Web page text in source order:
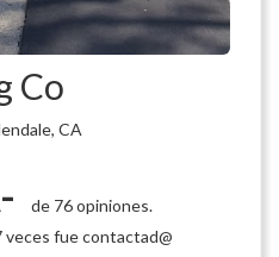
Co
CA
de 76 opiniones.
veces fue contactad@